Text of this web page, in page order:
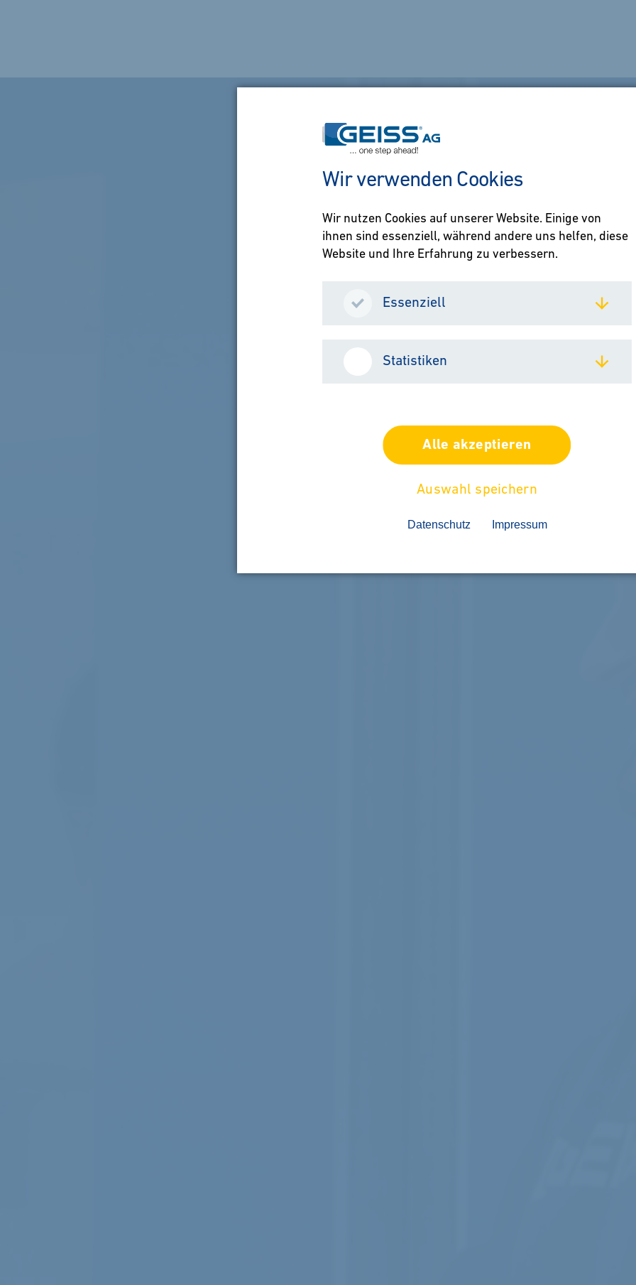
Wir verwenden Cookies
Wir nutzen Cookies auf unserer Website. Einige von
ihnen sind essenziell, während andere uns helfen, diese
Website und Ihre Erfahrung zu verbessern.
Essenziell
Statistiken
Alle akzeptieren
Auswahl speichern
Datenschutz Impressum